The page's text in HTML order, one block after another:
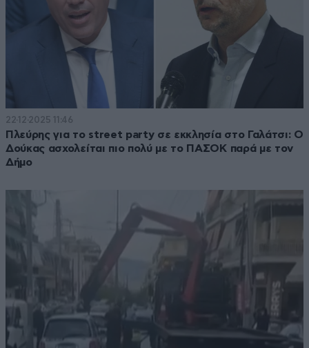
22·12·2025 11:46
Πλεύρης για το street party σε εκκλησία στο Γαλάτσι: Ο
Δούκας ασχολείται πιο πολύ με το ΠΑΣΟΚ παρά με τον
Δήμο